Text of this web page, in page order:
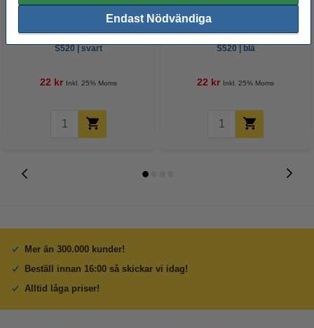
Endast Nödvändiga
Fineliner 0.8mm | Pentel Sign
S520 | svart
22 kr Inkl. 25% Moms
Fineliner 0.8mm | Pentel Sign
S520 | blå
22 kr Inkl. 25% Moms
Mer än 300.000 kunder!
Beställ innan 16:00 så skickar vi idag!
Alltid låga priser!